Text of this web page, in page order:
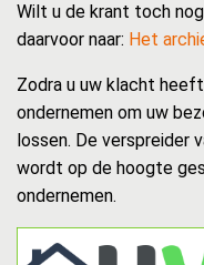
Wilt u de krant toch
daarvoor naar: Het
Zodra u uw klacht
ondernemen om uw
lossen. De verspreider
wordt op de hoogte
ondernemen.